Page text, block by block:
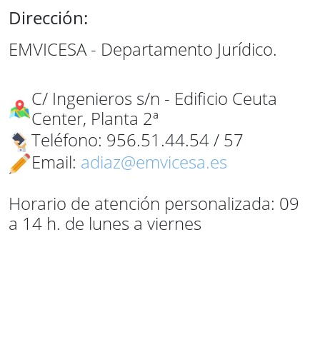
Dirección:
EMVICESA - Departamento Jurídico.
C/ Ingenieros s/n - Edificio Ceuta
Center, Planta 2ª
Teléfono: 956.51.44.54 / 57
Email: adiaz@emvicesa.es
Horario de atención personalizada: 09
a 14 h. de lunes a viernes